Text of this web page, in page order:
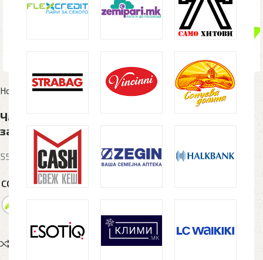
Home Рекламен материјал Чадори
Чадор CORAL, со автоматско отварање и
затворање
551 денар
COLORS
Add to wishlist